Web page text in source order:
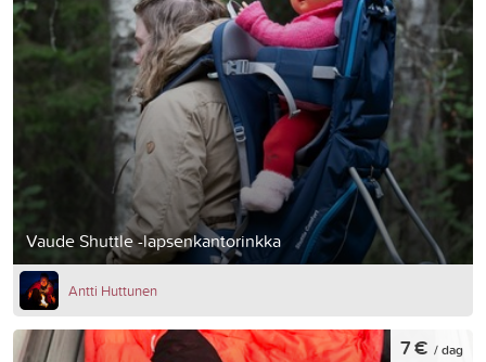
Vaude Shuttle -lapsenkantorinkka
Antti Huttunen
7 € / dag